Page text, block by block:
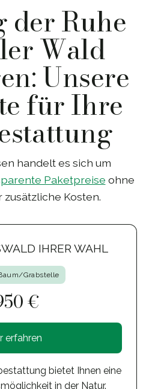
der Ruhe
Wald
Unsere
für Ihre
handelt es sich um
Paketpreise ohne
Kosten.
IHRER WAHL
Grabstelle
€
erfahren
bietet Ihnen eine
in der Natur.